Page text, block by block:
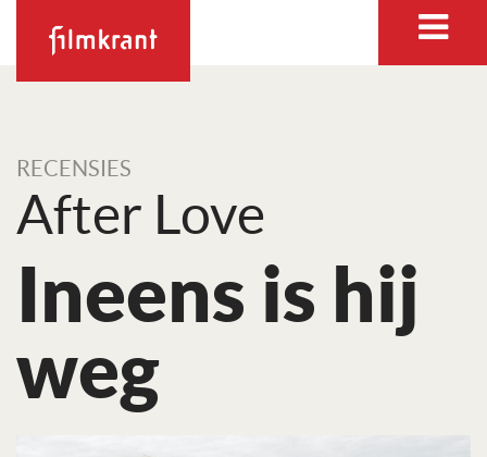
RECENSIES
After Love
Ineens is hij
weg